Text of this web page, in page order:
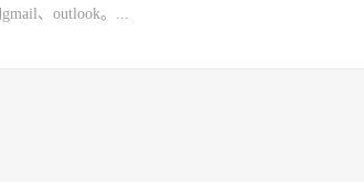
、outlook。...